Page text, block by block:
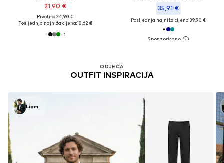
21,90 €
Prvotno: 24,90 €
Posljednja najniža cijena:18,62 €
+1
35,91 €
Posljednja najniža cijena:39,90 €
ODJEĆA
OUTFIT INSPIRACIJA
Liam